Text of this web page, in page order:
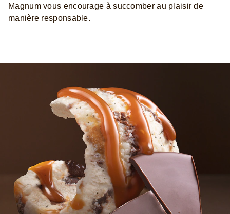
Magnum vous encourage à succomber au plaisir de
manière responsable.